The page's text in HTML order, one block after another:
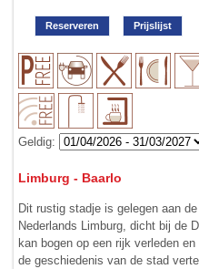
Reserveren Prijslijst
Geldig:
Limburg - Baarlo
Dit rustig stadje is gelegen aan
Nederlands Limburg, dicht bij de
kan bogen op een rijk verleden
de geschiedenis van de stad